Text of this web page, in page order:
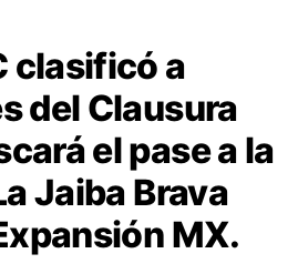
clasificó a
del Clausura
el pase a la
Jaiba Brava
MX.